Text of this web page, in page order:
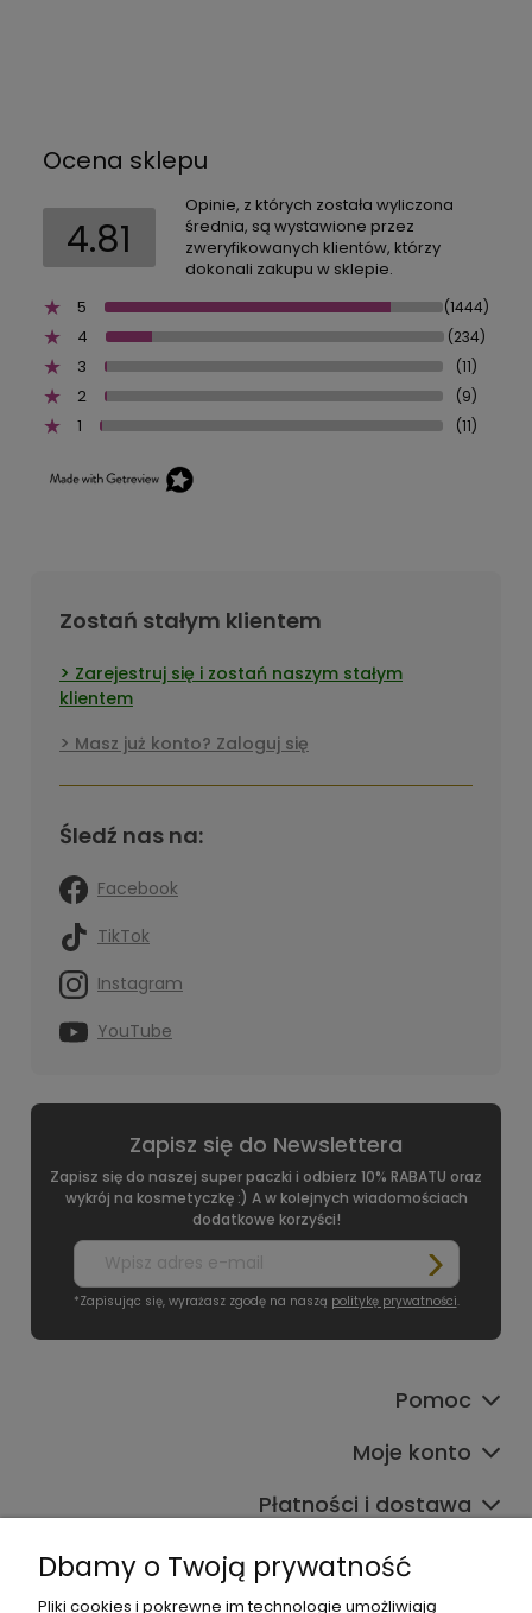
Ocena sklepu
4.81
Opinie, z których została wyliczona
średnia, są wystawione przez
zweryfikowanych klientów, którzy
dokonali zakupu w sklepie.
5
(1444)
4 (234)
3 (11)
2 (9)
1 (11)
Zostań stałym klientem
Zarejestruj się i zostań naszym stałym
klientem
Masz już konto? Zaloguj się
Śledź nas na:
Facebook
TikTok
Instagram
YouTube
Zapisz się do Newslettera
Zapisz się do naszej super paczki i odbierz 10% RABATU oraz
wykrój na kosmetyczkę :) A w kolejnych wiadomościach
dodatkowe korzyści!
*Zapisując się, wyrażasz zgodę na naszą politykę prywatności.
Pomoc
Moje konto
Płatności i dostawa
Informacje
Dbamy o Twoją prywatność
Pliki cookies i pokrewne im technologie umożliwiają